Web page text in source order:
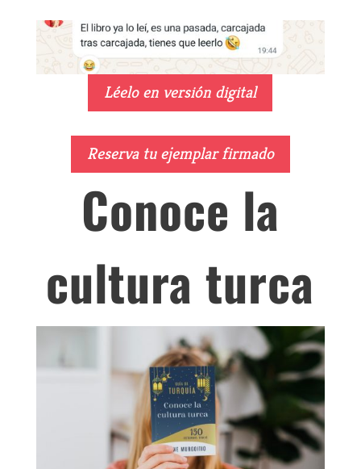
Léelo en versión digital
Reserva tu ejemplar firmado
Conoce la
cultura turca